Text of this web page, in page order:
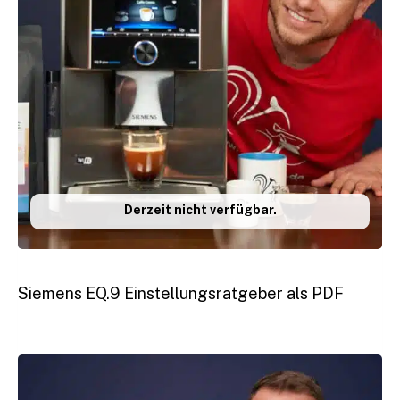
schon immer wissen wolltest, wie viel Kaffeebohnen
dein EQ.6 verbraucht, um eine gute Kostenübersicht zu
erhalten. Wir haben den Verbrauch bei allen
Einstellungen genau gemessen.
Hol‘ das Optimum aus dem EQ.6
Kaffeevollautomat – alles genau erklärt
auf 27 Seiten PDF und im Video direkt
zum Nachmachen und glücklich werden
Der Ratgeber ist für dich, wenn du keine Zeit (und vor
allem keine Milch und Espresso!) verschwenden willst,
zeige dir meine persönlichen Empfehlungen aber auch
Du kannst das Wissen direkt anwenden: Das PDF ist für
den Druck optimiert und zusätzlich kannst du mir im
Derzeit nicht verfügbar.
Siemens EQ.9 Einstellungsratgeber als PDF